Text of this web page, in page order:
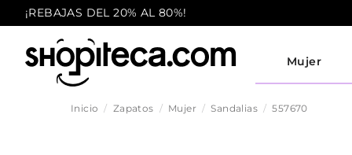
¡REBAJAS DEL 20% AL 80%!
Mujer
Inicio Zapatos Mujer Sandalias 557670